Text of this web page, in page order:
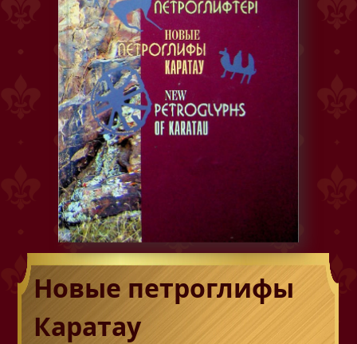
Новые петроглифы
Каратау